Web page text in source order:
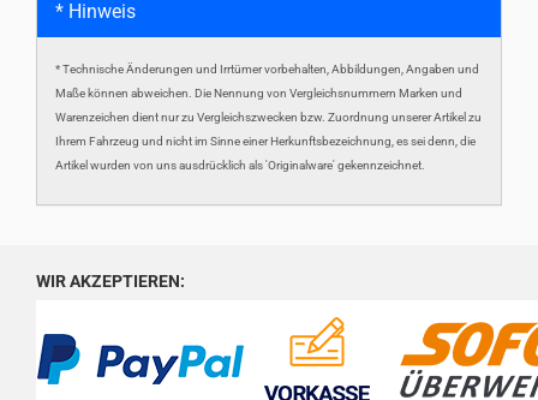
* Hinweis
* Technische Änderungen und Irrtümer vorbehalten, Abbildungen, Angaben und
Maße können abweichen. Die Nennung von Vergleichsnummern Marken und
Warenzeichen dient nur zu Vergleichszwecken bzw. Zuordnung unserer Artikel zu
Ihrem Fahrzeug und nicht im Sinne einer Herkunftsbezeichnung, es sei denn, die
Artikel wurden von uns ausdrücklich als 'Originalware' gekennzeichnet.
WIR AKZEPTIEREN: